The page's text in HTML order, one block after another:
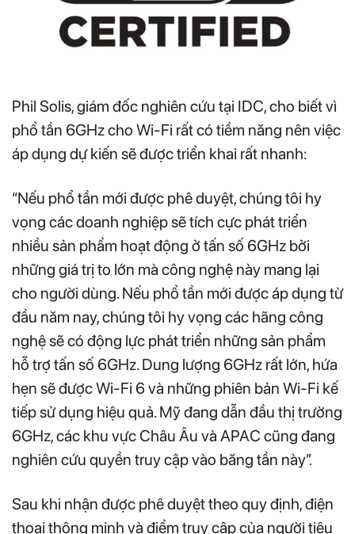
Phil Solis, giám đốc nghiên cứu tại IDC, cho biết vì
phổ tần 6GHz cho Wi-Fi rất có tiềm năng nên việc
áp dụng dự kiến sẽ được triển khai rất nhanh:
“Nếu phổ tần mới được phê duyệt, chúng tôi hy
vọng các doanh nghiệp sẽ tích cực phát triển
nhiều sản phẩm hoạt động ở tấn số 6GHz bởi
những giá trị to lớn mà công nghệ này mang lại
cho người dùng. Nếu phổ tần mới được áp dụng từ
đầu năm nay, chúng tôi hy vọng các hãng công
nghệ sẽ có động lực phát triển những sản phẩm
hỗ trợ tấn số 6GHz. Dung lượng 6GHz rất lớn, hứa
hẹn sẽ được Wi-Fi 6 và những phiên bản Wi-Fi kế
tiếp sử dụng hiệu quả. Mỹ đang dẫn đầu thị trường
6GHz, các khu vực Châu Âu và APAC cũng đang
nghiên cứu quyền truy cập vào băng tần này”.
Sau khi nhận được phê duyệt theo quy định, điện
thoại thông minh và điểm truy cập của người tiêu